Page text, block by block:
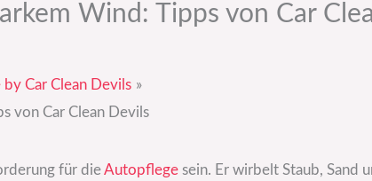
Wind: Tipps von Car
Car Clean Devils
von Car Clean Devils
für dieAutopflege sein. Er wirbelt Staub, Sand